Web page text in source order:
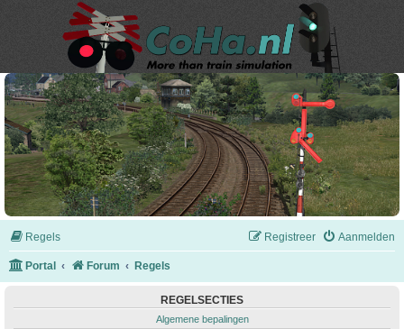
Regels Aanmelden
Registreer
Portal Forum Regels
REGELSECTIES
Algemene bepalingen